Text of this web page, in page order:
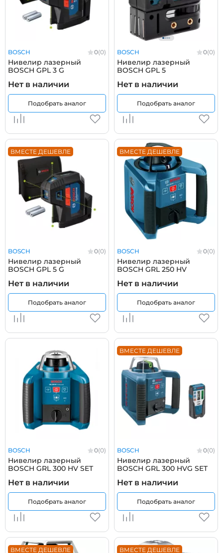
BOSCH 0(0)
Нивелир лазерный
BOSCH GPL 3 G
Нет в наличии
Подобрать аналог
BOSCH 0(0)
Нивелир лазерный
BOSCH GPL 5
Нет в наличии
Подобрать аналог
BOSCH 0(0)
Нивелир лазерный
BOSCH GPL 5 G
Нет в наличии
Подобрать аналог
ВМЕСТЕ ДЕШЕВЛЕ
BOSCH 0(0)
Нивелир лазерный
BOSCH GRL 250 HV
Нет в наличии
Подобрать аналог
ВМЕСТЕ ДЕШЕВЛЕ
BOSCH 0(0)
Нивелир лазерный
BOSCH GRL 300 HV SET
Нет в наличии
Подобрать аналог
BOSCH 0(0)
Нивелир лазерный
BOSCH GRL 300 HVG SET
Нет в наличии
Подобрать аналог
ВМЕСТЕ ДЕШЕВЛЕ
ВМЕСТЕ ДЕШЕВЛЕ ВМЕСТЕ ДЕШЕВЛЕ